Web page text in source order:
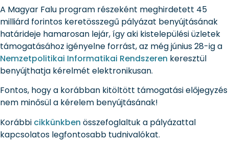
A Magyar Falu program részeként meghirdetett 45
milliárd forintos keretösszegű pályázat benyújtásának
határideje hamarosan lejár, így aki kistelepülési üzletek
támogatásához igényelne forrást, az még június 28-ig a
Nemzetpolitikai Informatikai Rendszeren keresztül
benyújthatja kérelmét elektronikusan.
Fontos, hogy a korábban kitöltött támogatási előjegyzés
nem minősül a kérelem benyújtásának!
Korábbi cikkünkben összefoglaltuk a pályázattal
kapcsolatos legfontosabb tudnivalókat.